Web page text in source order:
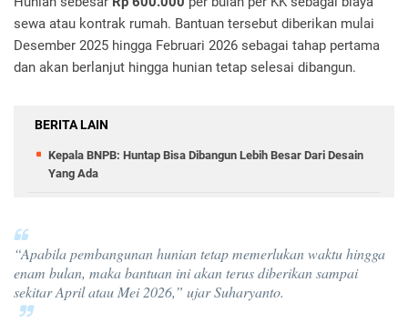
sewa atau kontrak rumah. Bantuan tersebut diberikan mulai
Desember 2025 hingga Februari 2026 sebagai tahap pertama
dan akan berlanjut hingga hunian tetap selesai dibangun.
BERITA LAIN
Kepala BNPB: Huntap Bisa Dibangun Lebih Besar Dari Desain
Yang Ada
“Apabila pembangunan hunian tetap memerlukan waktu hingga
enam bulan, maka bantuan ini akan terus diberikan sampai
sekitar April atau Mei 2026,” ujar Suharyanto.